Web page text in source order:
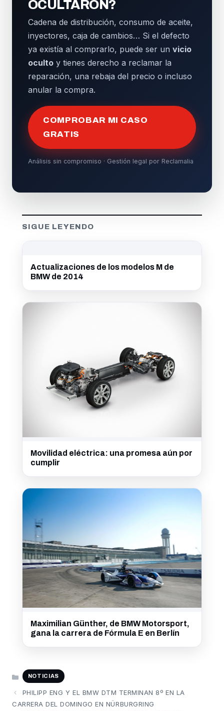
OCULTARON?
Cadena de distribución, consumo de aceite,
inyectores, caja de cambios… Si el defecto
ya existía al comprarlo, puede ser un vicio
oculto y tienes derecho a reclamar la
reparación, una rebaja del precio o incluso
anular la compra.
COMPROBAR MI CASO
GRATIS
Análisis sin compromiso · Gestión legal por Reclamalia
SIGUE LEYENDO
Actualizaciones de los modelos M de
BMW de 2014
Movilidad eléctrica: una promesa aún por
cumplir
Maximilian Günther, de BMW Motorsport,
gana la carrera de Fórmula E en Berlín
CATEGORÍAS
NOTICIAS
PHILIPP ENG Y EL BMW DTM TERMINAN 8º EN LA
CARRERA DEL DOMINGO EN NÜRBURGRING